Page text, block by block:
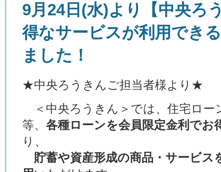
9月24日(水)より【中央ろ
得なサービスが利用でき
ました！
★中央ろうきんご担当者様より★
＜中央ろうきん＞では、住宅ロー
等、 各種ローンを会員限定金利でお
り、
貯蓄や資産形成の商品・サービス